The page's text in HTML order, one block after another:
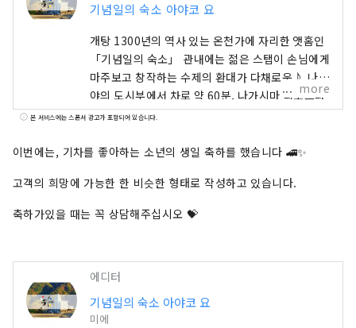
기념일의 숙소 아야코 요
개탕 1300년의 역사 있는 온천가에 자리한 앳홈인
「기념일의 숙소」 관내에는 젊은 스탭이 손님에게
마주보고 창작하는 수제의 환대가 다채로운♪ 나고
야의 도시부에서 차로 약 60분, 나가시마 리조트나
나바나노사토, 스즈카 서킷에서도 약 30분으로 좋
생한 요리에도 매력이 가득! 어린이 환영으로 즐거
터에게도 많이 이용하고 있습니다.
more
본 서비스에는 스폰서 광고가 포함되어 있습니다.
이번에는, 기차를 좋아하는 소년의 생일 축하를 했습니다 🚄✨
고객의 희망에 가능한 한 비슷한 형태로 작성하고 있습니다.
축하가있을 때는 꼭 상담해주십시오 💝
에디터
기념일의 숙소 아야코 요
미에